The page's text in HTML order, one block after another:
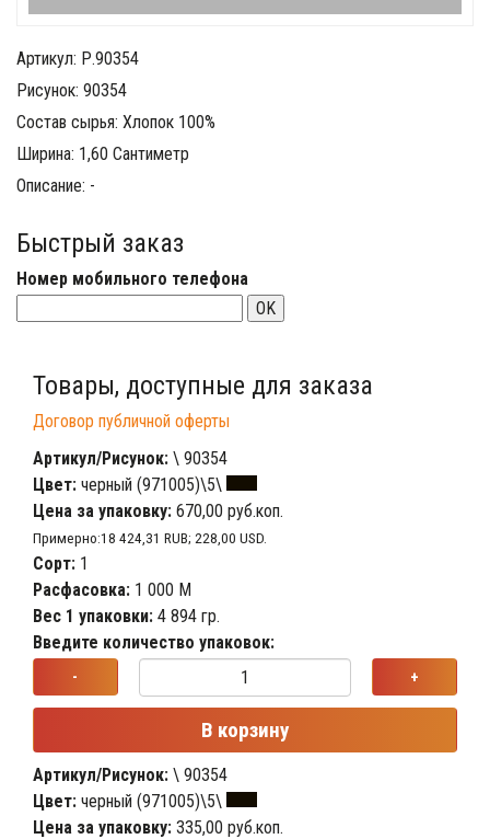
Артикул: Р.90354
Рисунок: 90354
Состав сырья: Хлопок 100%
Ширина: 1,60 Сантиметр
Описание: -
Быстрый заказ
Номер мобильного телефона
OK
Товары, доступные для заказа
Договор публичной оферты
Артикул/Рисунок: \ 90354
Цвет: черный (971005)\5\
Цена за упаковку: 670,00 руб.коп.
Примерно:18 424,31 RUB; 228,00 USD.
Сорт: 1
Расфасовка: 1 000 М
Вес 1 упаковки: 4 894 гр.
Введите количество упаковок:
- +
В корзину
Артикул/Рисунок: \ 90354
Цвет: черный (971005)\5\
Цена за упаковку: 335,00 руб.коп.